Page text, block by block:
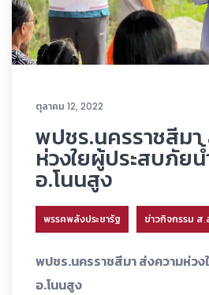
ตุลาคม 12, 2022
พปชร.นครราชสีมา
ห่วงใยผู้ประสบภัย
อ.โนนสูง
พรรคพลังประชารัฐ ข่าวกิจกรรม ส
พปชร.นครราชสีมา ส่งความห่ว
อ.โนนสูง